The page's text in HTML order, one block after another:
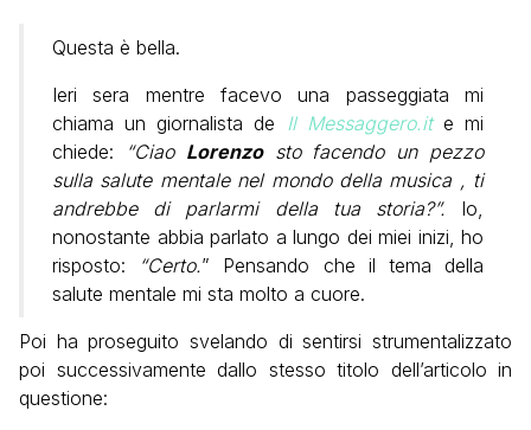
Questa è bella.
Ieri sera mentre facevo una passeggiata mi
chiama un giornalista de
Il Messaggero.it e mi
chiede:
“Ciao Lorenzosto facendo un pezzo
sulla salute mentale nel mondo della musica , ti
andrebbe di parlarmi della tua storia?”. Io,
nonostante abbia parlato a lungo dei miei inizi, ho
risposto:
“Certo.” Pensando che il tema della
salute mentale mi sta molto a cuore.
Poi ha proseguito svelando di sentirsi strumentalizzato
poi successivamente dallo stesso titolo dell’articolo in
questione: